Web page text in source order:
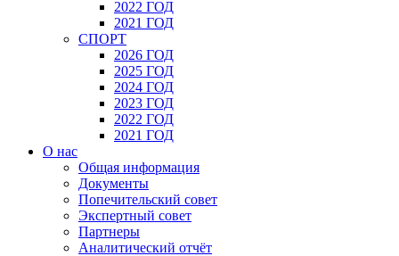
2022 ГОД
2021 ГОД
СПОРТ
2026 ГОД
2025 ГОД
2024 ГОД
2023 ГОД
2022 ГОД
2021 ГОД
О нас
Общая информация
Документы
Попечительский совет
Экспертный совет
Партнеры
Аналитический отчёт